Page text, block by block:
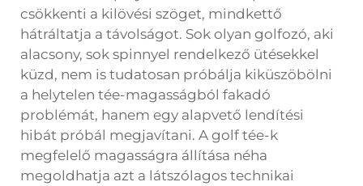
csökkenti a kilövési szöget, mindkettő
hátráltatja a távolságot. Sok olyan golfozó, aki
alacsony, sok spinnyel rendelkező ütésekkel
küzd, nem is tudatosan próbálja kiküszöbölni
a helytelen tée-magasságból fakadó
problémát, hanem egy alapvető lendítési
hibát próbál megjavítani. A golf tée-k
megfelelő magasságra állítása néha
megoldhatja azt a látszólagos technikai